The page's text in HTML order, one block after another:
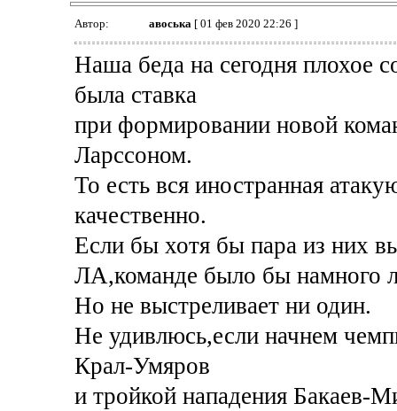
Автор: авоська [ 01 фев 2020 22:26 ]
Наша беда на сегодня плохое
была ставка
при формировании новой
Ларссоном.
То есть вся иностранная
качественно.
Если бы хотя бы пара из них
ЛА,команде было бы намного
Но не выстреливает ни один.
Не удивлюсь,если начнем
Крал-Умяров
и тройкой нападения Бакаев-